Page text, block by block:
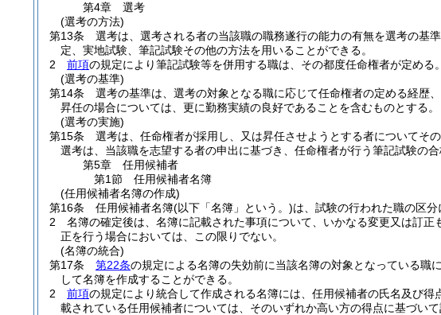
第4章
選考
(選考の方法)
第13条
選考は、選考される者の当該職の職務遂行の能力の有無を選考の基
定、実地試験、筆記試験その他の方法を用いることができる。
2
前項の規定により筆記試験等を併用する職は、その都度任命権者が定める。
(選考の基準)
第14条
選考の基準は、選考の対象となる職に応じて任命権者の定める経歴
昇任の場合については、更に勤務実績の良好であることを含むものとする。
(選考の実施)
第15条
選考は、任命権者が採用し、又は昇任させようとする者についてその
選考は、当該職を志望する者の申出に基づき、任命権者が行う筆記試験の
第5章
任用候補者
第1節
任用候補者名簿
(任用候補者名簿の作成)
第16条
任用候補者名簿(以下「名簿」という。)は、試験の行われた職の区分
2
名簿の確定後は、名簿に記載された事項について、いかなる変更又は訂正
正を行う場合においては、この限りでない。
(名簿の統合)
第17条
第22条の規定による名簿の失効前に当該名簿の対象となっている職
して名簿を作成することができる。
2
前項の規定により統合して作成される名簿には、任用候補者の氏名及び
載されている任用候補者については、そのいずれか高い方の得点に基づいて